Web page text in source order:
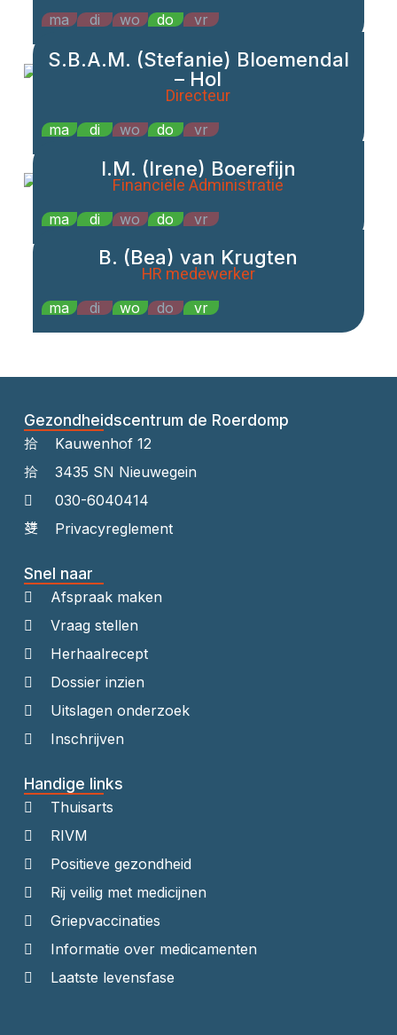
ma di wo do vr
S.B.A.M. (Stefanie) Bloemendal
– Hol
Directeur
ma di wo do vr
I.M. (Irene) Boerefijn
Financiële Administratie
ma di wo do vr
B. (Bea) van Krugten
HR medewerker
ma di wo do vr
Gezondheidscentrum de Roerdomp
Kauwenhof 12
3435 SN Nieuwegein
030-6040414
Privacyreglement
Snel naar
Afspraak maken
Vraag stellen
Herhaalrecept
Dossier inzien
Uitslagen onderzoek
Inschrijven
Handige links
Thuisarts
RIVM
Positieve gezondheid
Rij veilig met medicijnen
Griepvaccinaties
Informatie over medicamenten
Laatste levensfase